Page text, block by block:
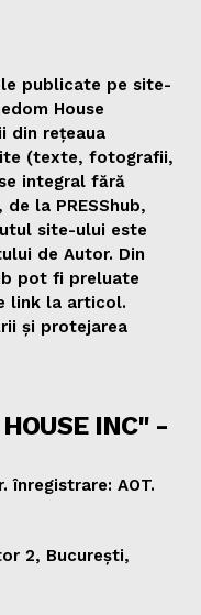
publicate pe site-
House
din rețeaua
(texte, fotografii,
integral fără
la PRESShub,
site-ului este
de Autor. Din
pot fi preluate
link la articol.
și protejarea
INC" -
înregistrare: AOT.
2, București,